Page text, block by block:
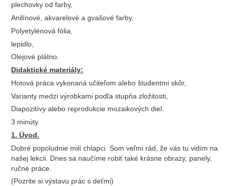
plechovky od farby,
Anilínové, akvarelové a gvašové farby,
Polyetylénová fólia,
lepidlo,
Olejové plátno.
Didaktické materiály:
Hotová práca vykonaná učiteľom alebo študentmi skôr,
Varianty medzi výrobkami podľa stupňa zložitosti,
Diapozitívy alebo reprodukcie mozaikových diel.
3 minúty
1. Úvod.
Dobré popoludnie milí chlapci. Som veľmi rád, že vás tu vidím na
našej lekcii. Dnes sa naučíme robiť také krásne obrazy, panely,
ručné práce.
(Pozrite si výstavu prác s deťmi)